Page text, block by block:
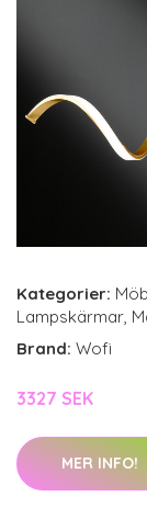
Kategorier:
Lampskärmar,
Brand: Wofi
3327 SEK
MER INFO!